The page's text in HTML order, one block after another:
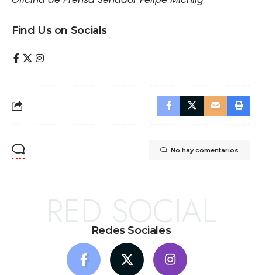
Find Us on Socials
No hay comentarios
Redes Sociales
RED SOCIAL